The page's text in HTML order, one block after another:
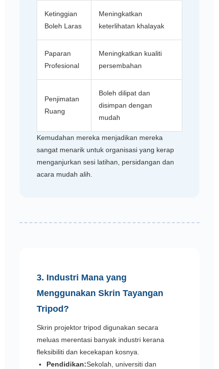
Ketinggian
Boleh Laras
Meningkatkan
keterlihatan khalayak
Paparan
Profesional
Meningkatkan kualiti
persembahan
Penjimatan
Ruang
Boleh dilipat dan
disimpan dengan
mudah
Kemudahan mereka menjadikan mereka
sangat menarik untuk organisasi yang kerap
menganjurkan sesi latihan, persidangan dan
acara mudah alih.
3. Industri Mana yang
Menggunakan Skrin Tayangan
Tripod?
Skrin projektor tripod digunakan secara
meluas merentasi banyak industri kerana
fleksibiliti dan kecekapan kosnya.
Pendidikan:Sekolah, universiti dan